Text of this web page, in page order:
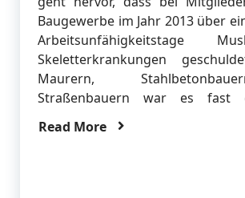
Bauge­werbe im Jahr 2013 über
Arbeitsunfähigkeitstage
Skeletterkran­kungen
Maurern,
Straßenbauern war es fast
Read More